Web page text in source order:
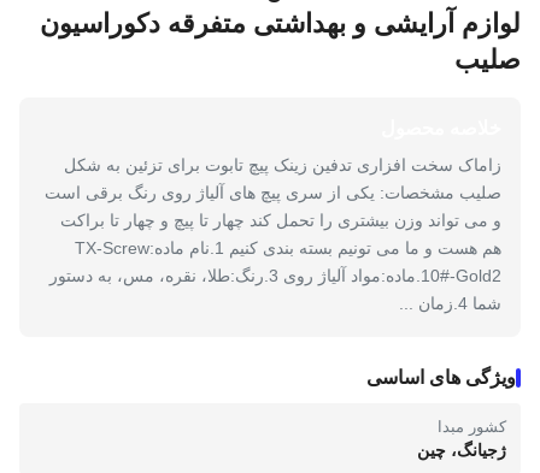
لوازم آرایشی و بهداشتی متفرقه دکوراسیون
صلیب
زاماک سخت افزاری تدفین زینک پیچ تابوت برای تزئین به شکل
صلیب مشخصات: یکی از سری پیچ های آلیاژ روی رنگ برقی است
و می تواند وزن بیشتری را تحمل کند چهار تا پیچ و چهار تا براکت
هم هست و ما می تونیم بسته بندی کنیم 1.نام ماده:TX-Screw
10#-Gold2.ماده:مواد آلیاژ روی 3.رنگ:طلا، نقره، مس، به دستور
شما 4.زمان ...
ویژگی های اساسی
کشور مبدا
ژجیانگ، چین